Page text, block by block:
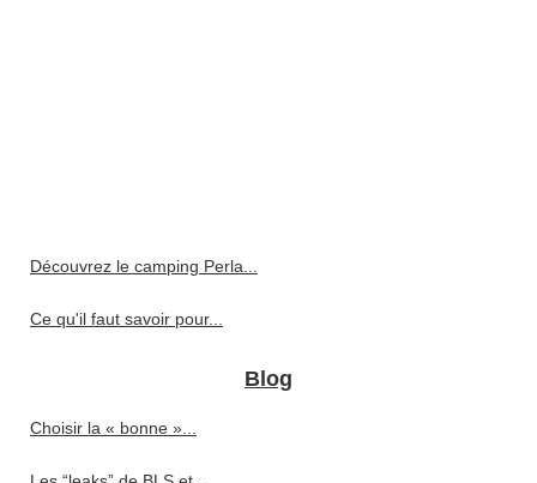
Découvrez le camping Perla...
Ce qu'il faut savoir pour...
Blog
Choisir la « bonne »...